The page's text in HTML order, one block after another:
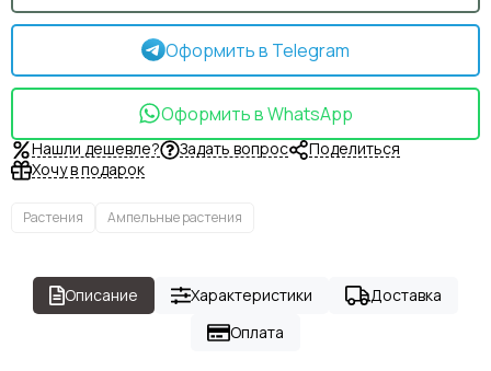
Оформить в Telegram
Оформить в WhatsApp
Нашли дешевле? Задать вопрос
Поделиться
Хочу в подарок
Растения Ампельные растения
Описание Характеристики
Доставка
Оплата